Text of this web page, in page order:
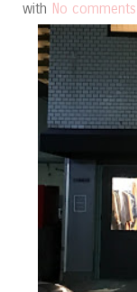
with No comments